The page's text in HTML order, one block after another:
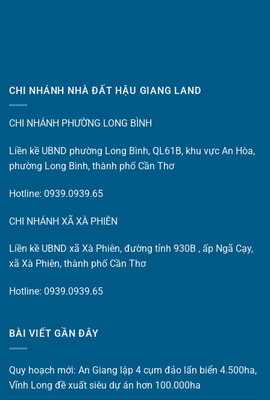
CHI NHÁNH NHÀ ĐẤT HẬU GIANG LAND
CHI NHÁNH PHƯỜNG LONG BÌNH
Liền kề UBND phường Long Bình, QL61B, khu vực An Hòa,
phường Long Bình, thành phố Cần Thơ
Hotline: 0939.0939.65
CHI NHÁNH XÃ XÀ PHIÊN
Liền kề UBND xã Xà Phiên, đường tỉnh 930B , ấp Ngã Cạy,
xã Xà Phiên, thành phố Cần Thơ
Hotline: 0939.0939.65
BÀI VIẾT GẦN ĐÂY
Quy hoạch mới: An Giang lập 4 cụm đảo lấn biển 4.500ha,
Vĩnh Long đề xuất siêu dự án hơn 100.000ha